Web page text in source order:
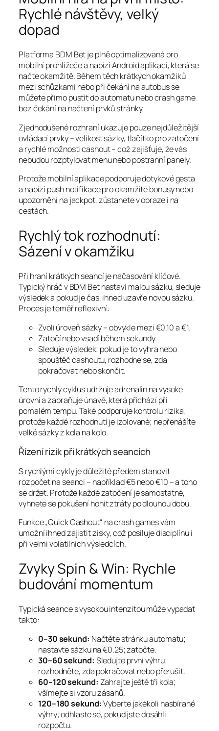
Rychlé návštěvy, velký
dopad
Platforma BDM Bet je plně optimalizovaná pro
mobilní prohlížeče a nabízí Android aplikaci, která se
načte okamžitě. Během těch krátkých okamžiků
mezi schůzkami nebo při čekání na autobus se
můžete přímo pustit do automatu nebo crash game
bez čekání na načtení prvků stránky.
Zjednodušené rozhraní ukazuje pouze nejdůležitější
ovládací prvky – velikost sázky, tlačítko pro zatočení
a rychlé možnosti cashout – což zajišťuje, že vás
nebudou rozptylovat menu nebo postranní panely.
Protože mobilní aplikace podporuje dotykové gesta
a nabízí push notifikace pro okamžité bonusy nebo
upozornění na jackpot, zůstanete v obraze i na
cestách.
Rychlý tok rozhodnutí:
Sázení v okamžiku
Při hraní krátkých seancí je načasování klíčové.
Typický hráč v BDM Bet nastaví malou sázku, sleduje
výsledek a pokud je čas, ihned uzavře novou sázku.
Proces je téměř reflexivní:
Zvolí úroveň sázky – obvykle mezi €0.10 a €1.
Zatočí nebo vsadí během sekundy.
Sleduje výsledek; pokud je to výhra nebo
spouštěč cashoutu, rozhodne se, zda
pokračovat nebo skončit.
Tento rychlý cyklus udržuje adrenalin na vysoké
úrovni a zabraňuje únavě, která přichází při
pomalém tempu. Také podporuje kontrolu rizika,
protože každé rozhodnutí je izolované; nepřenášíte
velké sázky z kola na kolo.
Řízení rizik při krátkých seancích
S rychlými cykly je důležité předem stanovit
rozpočet na seanci – například €5 nebo €10 – a toho
se držet. Protože každé zatočení je samostatné,
vyhnete se pokušení honit ztráty po dlouhou dobu.
Funkce „Quick Cashout“ na crash games vám
umožní ihned zajistit zisky, což posiluje disciplínu i
při velmi volatilních výsledcích.
Zvyky Spin & Win: Rychle
budování momentum
Typická seance s vysokou intenzitou může vypadat
takto:
0–30 sekund: Načtěte stránku automatu;
nastavte sázku na €0.25; zatočte.
30–60 sekund: Sledujte první výhru;
rozhodněte, zda pokračovat nebo přerušit.
60–120 sekund: Zahrajte ještě tři kola;
všímejte si vzoru zásahů.
120–180 sekund:Vyberte jakékoli nasbírané
výhry; odhlaste se, pokud jste dosáhli
rozpočtu.